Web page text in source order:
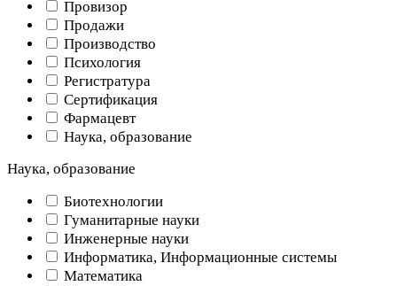
Провизор
Продажи
Производство
Психология
Регистратура
Сертификация
Фармацевт
Наука, образование
Наука, образование
Биотехнологии
Гуманитарные науки
Инженерные науки
Информатика, Информационные системы
Математика